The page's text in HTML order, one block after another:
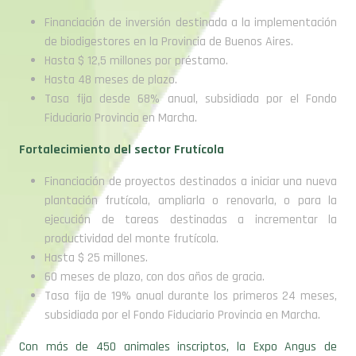
Financiación de inversión destinada a la implementación
de biodigestores en la Provincia de Buenos Aires.
Hasta $ 12,5 millones por préstamo.
Hasta 48 meses de plazo.
Tasa fija desde 68% anual, subsidiada por el Fondo
Fiduciario Provincia en Marcha.
Fortalecimiento del sector Frutícola
Financiación de proyectos destinados a iniciar una nueva
plantación frutícola, ampliarla o renovarla, o para la
ejecución de tareas destinadas a incrementar la
productividad del monte frutícola.
Hasta $ 25 millones.
60 meses de plazo, con dos años de gracia.
Tasa fija de 19% anual durante los primeros 24 meses,
subsidiada por el Fondo Fiduciario Provincia en Marcha.
Con más de 450 animales inscriptos, la Expo Angus de